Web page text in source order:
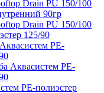
Drain PU 150/100
90гр
Drain PU 150/100
125/90
PE-
Аквасистем PE-
PE-полиэстер